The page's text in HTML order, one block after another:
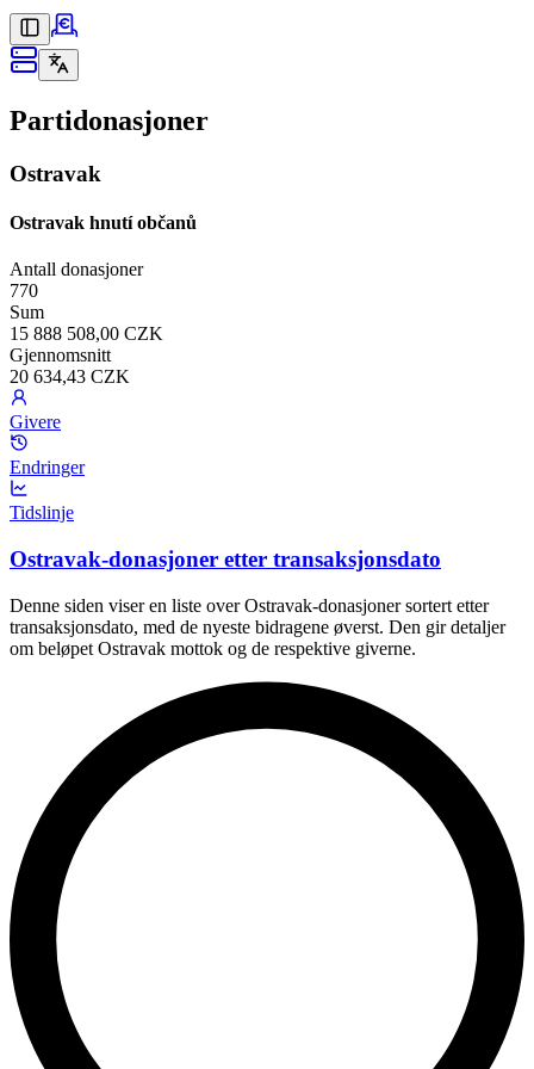
Partidonasjoner
Ostravak
Ostravak hnutí občanů
Antall donasjoner
770
Sum
15 888 508,00 CZK
Gjennomsnitt
20 634,43 CZK
Givere
Endringer
Tidslinje
Ostravak-donasjoner etter transaksjonsdato
Denne siden viser en liste over Ostravak-donasjoner sortert etter
transaksjonsdato, med de nyeste bidragene øverst. Den gir detaljer
om beløpet Ostravak mottok og de respektive giverne.